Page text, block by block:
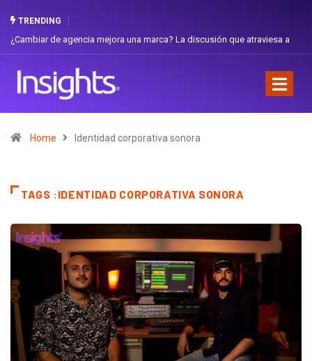
TRENDING
de agencia mejora una marca? La discusión que atraviesa a
Home Identidad corporativa sonora
TAGS :IDENTIDAD CORPORATIVA SONORA